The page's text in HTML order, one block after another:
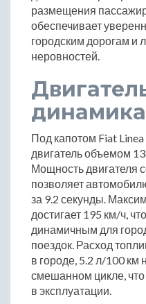
размещения
обеспечивает
городским дорогам и
неровностей.
динамика
Под капотом Fiat
двигатель объемом
Мощность двигателя
позволяет
за 9.2 секунды.
достигает 195 км/ч,
динамичным для
поездок. Расход
в городе, 5.2 л/100 км
смешанном цикле,
в эксплуатации.